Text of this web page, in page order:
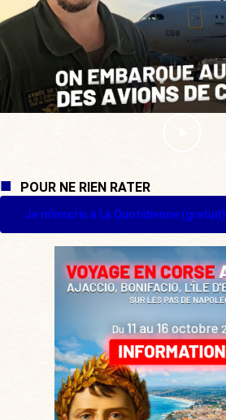
POUR NE RIEN RATER
Je m'inscris à La Quotidienne (gratuit)